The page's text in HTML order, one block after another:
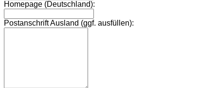
Homepage (Deutschland):
Postanschrift Ausland (ggf. ausfüllen):